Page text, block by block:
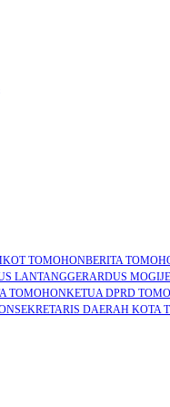
TOMOHONBERITA
LANTANGGERARDUS MOGI
TOMOHONKETUA DPRD
SEKRETARIS DAERAH KOTA